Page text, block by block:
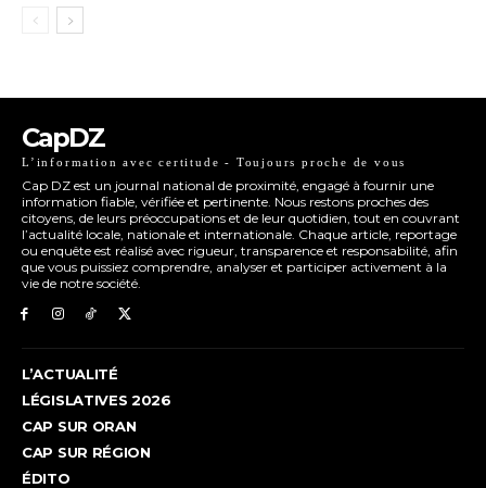
CapDZ
L’information avec certitude - Toujours proche de vous
Cap DZ est un journal national de proximité, engagé à fournir une
information fiable, vérifiée et pertinente. Nous restons proches des
citoyens, de leurs préoccupations et de leur quotidien, tout en couvrant
l’actualité locale, nationale et internationale. Chaque article, reportage
ou enquête est réalisé avec rigueur, transparence et responsabilité, afin
que vous puissiez comprendre, analyser et participer activement à la
vie de notre société.
L’ACTUALITÉ
LÉGISLATIVES 2026
CAP SUR ORAN
CAP SUR RÉGION
ÉDITO